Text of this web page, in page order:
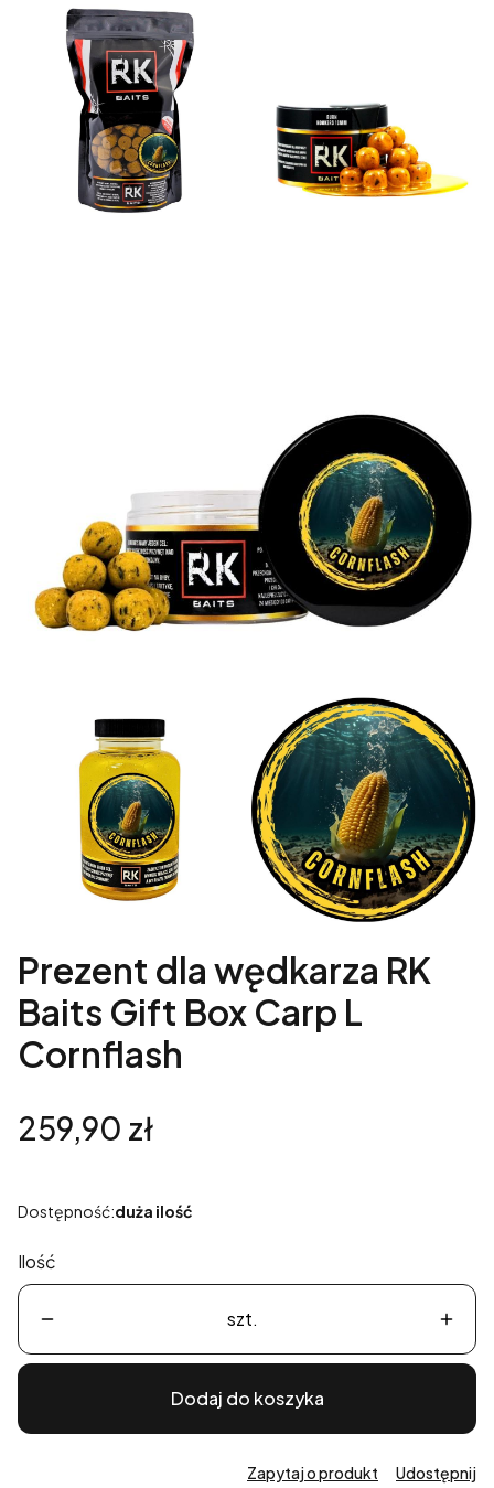
Prezent dla wędkarza RK
Baits Gift Box Carp L
Cornflash
Cena
259,90 zł
Dostępność:duża ilość
Ilość
szt.
Dodaj do koszyka
Zapytaj o produkt Udostępnij